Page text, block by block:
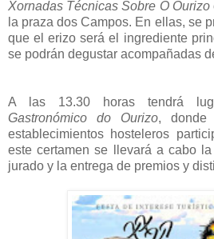
Xornadas Técnicas Sobre O Ourizo
la praza dos Campos. En ellas, se
que el erizo será el ingrediente
se podrán degustar acompañadas
A las 13.30 horas tendrá
Gastronómico do Ourizo, donde
establecimientos hosteleros
este certamen se llevará a cabo
jurado y la entrega de premios y